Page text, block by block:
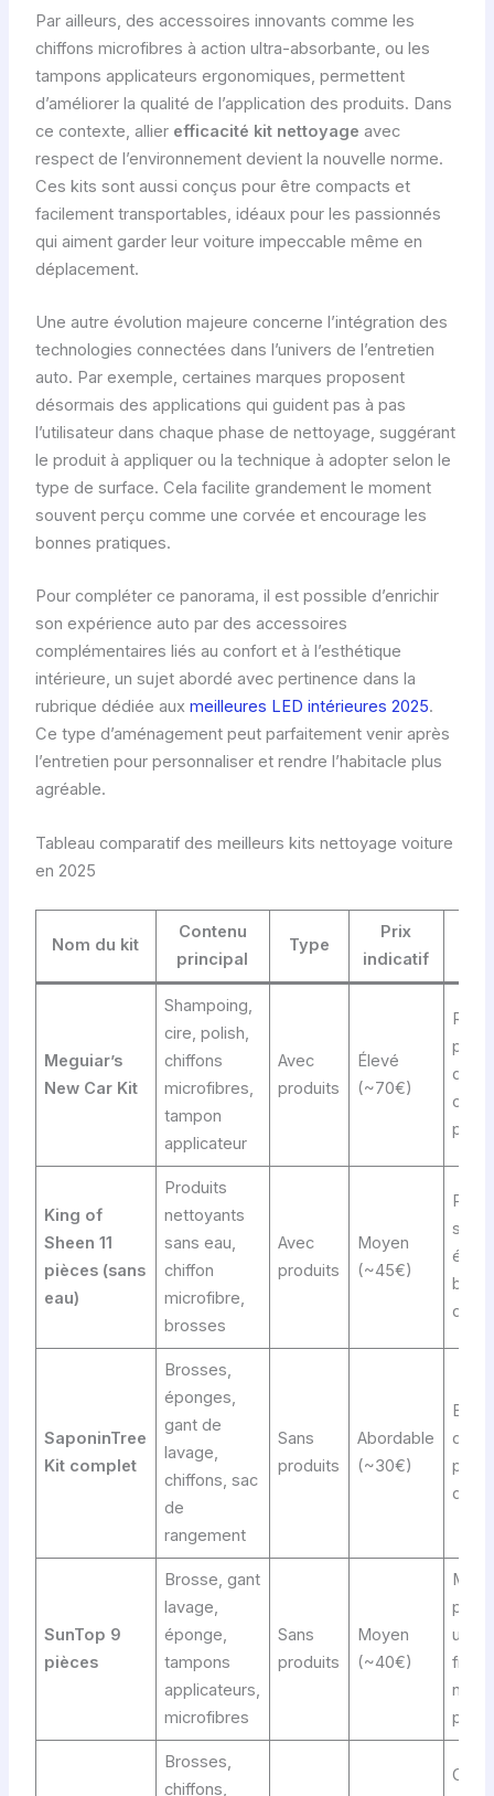
Par ailleurs, des accessoires innovants comme les
chiffons microfibres à action ultra-absorbante, ou les
tampons applicateurs ergonomiques, permettent
d’améliorer la qualité de l’application des produits. Dans
ce contexte, allier efficacité kit nettoyage avec
respect de l’environnement devient la nouvelle norme.
Ces kits sont aussi conçus pour être compacts et
facilement transportables, idéaux pour les passionnés
qui aiment garder leur voiture impeccable même en
déplacement.
Une autre évolution majeure concerne l’intégration des
technologies connectées dans l’univers de l’entretien
auto. Par exemple, certaines marques proposent
désormais des applications qui guident pas à pas
l’utilisateur dans chaque phase de nettoyage, suggérant
le produit à appliquer ou la technique à adopter selon le
type de surface. Cela facilite grandement le moment
souvent perçu comme une corvée et encourage les
bonnes pratiques.
Pour compléter ce panorama, il est possible d’enrichir
son expérience auto par des accessoires
complémentaires liés au confort et à l’esthétique
intérieure, un sujet abordé avec pertinence dans la
rubrique dédiée aux meilleures LED intérieures 2025.
Ce type d’aménagement peut parfaitement venir après
l’entretien pour personnaliser et rendre l’habitacle plus
agréable.
Tableau comparatif des meilleurs kits nettoyage voiture
en 2025
Nom du kit
Contenu
principal
Type
Prix
indicatif
Meguiar’s
New Car Kit
Shampoing,
cire, polish,
chiffons
microfibres,
tampon
applicateur
Avec
produits
Élevé
(~70€)
King of
Sheen 11
pièces (sans
eau)
Produits
nettoyants
sans eau,
chiffon
microfibre,
brosses
Avec
produits
Moyen
(~45€)
SaponinTree
Kit complet
Brosses,
éponges,
gant de
lavage,
chiffons, sac
de
rangement
Sans
produits
Abordable
(~30€)
Bon
SunTop 9
pièces
Brosse, gant
lavage,
éponge,
tampons
applicateurs,
microfibres
Sans
produits
Moyen
(~40€)
Brosses,
chiffons,